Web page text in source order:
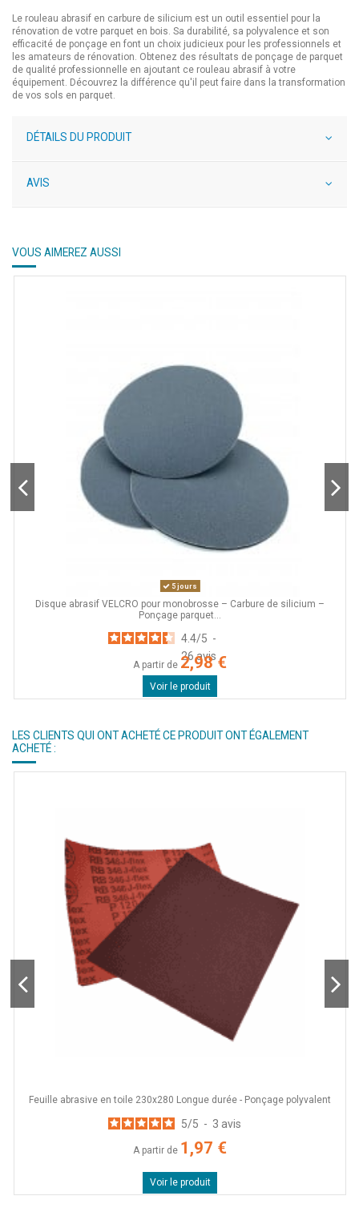
Le rouleau abrasif en carbure de silicium est un outil essentiel pour la
rénovation de votre parquet en bois. Sa durabilité, sa polyvalence et son
efficacité de ponçage en font un choix judicieux pour les professionnels et
les amateurs de rénovation. Obtenez des résultats de ponçage de parquet
de qualité professionnelle en ajoutant ce rouleau abrasif à votre
équipement. Découvrez la différence qu'il peut faire dans la transformation
de vos sols en parquet.
DÉTAILS DU PRODUIT
AVIS
VOUS AIMEREZ AUSSI
5 jours
Disque abrasif VELCRO pour monobrosse – Carbure de silicium –
Ponçage parquet...
4.4/5 -
26avis
A partir de 2,98 €
Voir le produit
LES CLIENTS QUI ONT ACHETÉ CE PRODUIT ONT ÉGALEMENT
ACHETÉ :
Feuille abrasive en toile 230x280 Longue durée - Ponçage polyvalent
5/5 - 3 avis
A partir de 1,97 €
Voir le produit